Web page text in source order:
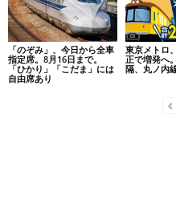
「のぞみ」、今日から全車
指定席。8月16日まで。
「ひかり」「こだま」には
自由席あり
東京メトロ
正で増発へ
隔、丸ノ内